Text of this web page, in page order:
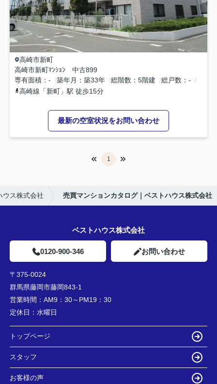
高崎市新町
高崎市新町ﾏﾝｼｮﾝ 中古899
専有面積
- 築年月 築33年 総階数 5階建 総戸数
-
高崎線 「新町 」駅 徒歩15分
最新の空室状況をお問い合わせ
1
ウス株式会社 売買マンションカタログ｜ベストハウス株式会社
ベストハウス株式会社
0120-900-346 お問い合わせ
〒375-0024
群馬県藤岡市藤岡843-1
営業時間： AM9：30～PM19：30
定休日： 水曜日
トップページ
スタッフ
お客様の声